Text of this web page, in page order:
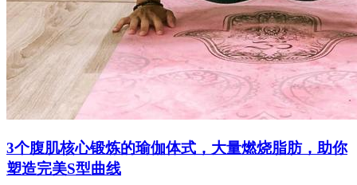
3个腹肌核心锻炼的瑜伽体式，大量燃烧脂肪，助你
塑造完美S型曲线